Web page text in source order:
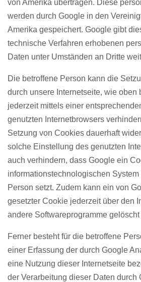
von Amerika übertragen. Diese
werden durch Google in den
Amerika gespeichert. Google gibt
technische Verfahren erhobenen
Daten unter Umständen an Dritte
Die betroffene Person kann die
durch unsere Internetseite, wie oben
jederzeit mittels einer
genutzten Internetbrowsers
Setzung von Cookies dauerhaft
solche Einstellung des genutzten
auch verhindern, dass Google ein
informationstechnologischen System
Person setzt. Zudem kann ein von
gesetzter Cookie jederzeit über den
andere Softwareprogramme
Ferner besteht für die betroffene
einer Erfassung der durch Google
eine Nutzung dieser Internetseite
der Verarbeitung dieser Daten durch